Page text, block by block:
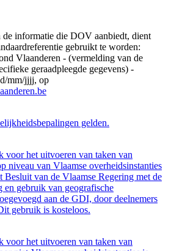
informatie die DOV aanbiedt, dient
gebruikt te worden:
Vlaanderen - (vermelding van de
geraadpleegde gegevens) -
mm/jjjj, op
gelden.
voor het uitvoeren van taken van
niveau van Vlaamse overheidsinstanties
Besluit van de Vlaamse Regering met de
en gebruik van geografische
aan de GDI, door deelnemers
gebruik is kosteloos.
voor het uitvoeren van taken van